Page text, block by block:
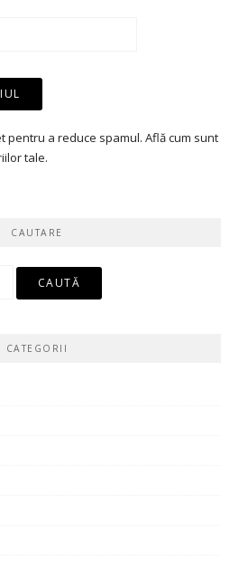
pentru a reduce spamul. Află cum sunt
tale.
CAUTARE
CATEGORII